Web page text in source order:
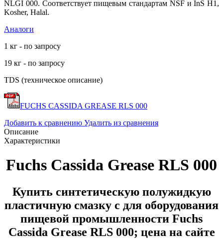
NLGI 000. Соответствует пищевым стандартам NSF и InS H1,
Kosher, Halal.
Аналоги
1 кг - по запросу
19 кг - по запросу
TDS (техническое описание)
FUCHS CASSIDA GREASE RLS 000
Добавить к сравнению Удалить из сравнения
Описание
Характеристики
Fuchs Cassida Grease RLS 000
Купить синтетическую полужидкую
пластичную смазку с для оборудования
пищевой промышленности Fuchs
Cassida Grease RLS 000; цена на сайте